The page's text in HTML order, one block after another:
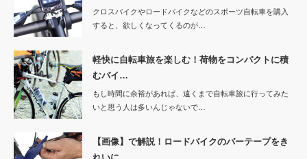
クロスバイクやロードバイクなどのスポーツ自転車を購入
すると、欲しくなってくるのが…
軽快に自転車旅を楽しむ！荷物をコンパクトに積
むバイ…
もし時間に余裕があれば、遠くまで自転車旅に行ってみた
いと思う人は多いんじゃないで…
【画像】で解説！ロードバイクのバーテープをき